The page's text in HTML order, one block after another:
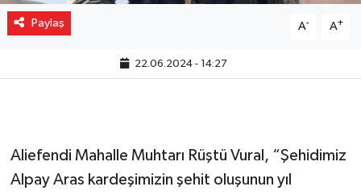
Paylaş A- A+
22.06.2024 - 14:27
Aliefendi Mahalle Muhtarı Rüştü Vural, “Şehidimiz
Alpay Aras kardeşimizin şehit oluşunun yıl